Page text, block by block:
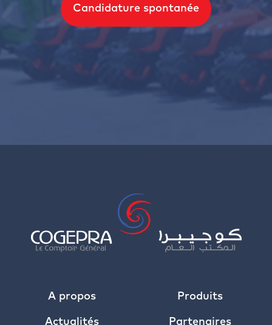
Candidature spontanée
A propos Produits
Actualités Partenaires